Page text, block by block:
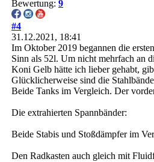
Bewertung: 9
#4
31.12.2021, 18:41
Im Oktober 2019 begannen die
Sinn als 52l. Um nicht mehrfach an
Koni Gelb hätte ich lieber gehabt,
Glücklicherweise sind die
Beide Tanks im Vergleich. Der
Die extrahierten Spannbänder:
Beide Stabis und Stoßdämpfer im
Den Radkasten auch gleich mit